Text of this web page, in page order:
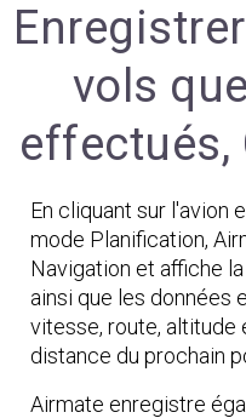
vols
effectués,
En cliquant sur l'avion
mode Planification,
Navigation et affiche
ainsi que les données
vitesse, route, altitude
distance du prochain
Airmate enregistre